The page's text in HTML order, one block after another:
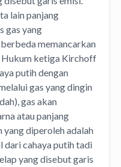
lain panjang
gas yang
memancarkan
Hukum ketiga Kirchoff
putih dengan
gas yang dingin
gas akan
atau panjang
diperoleh adalah
dari cahaya putih tadi
yang disebut garis